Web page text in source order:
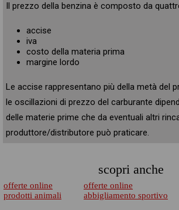
Il prezzo della benzina è composto da
accise
iva
costo della materia prima
margine lordo
Le accise rappresentano più della metà del
le oscillazioni di prezzo del carburante
delle materie prime che da eventuali altri
produttore/distributore può praticare.
scopri anche
offerte online
prodotti animali
offerte online
abbigliamento sportivo